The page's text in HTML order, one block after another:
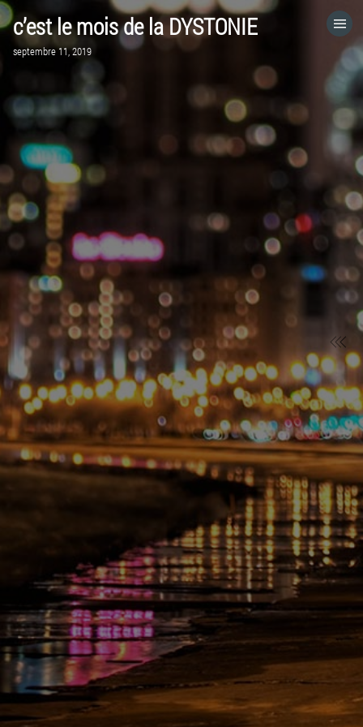
c’est le mois de la DYSTONIE
septembre 11, 2019
ACCUEIL
VISITEZ LE SITE WEB